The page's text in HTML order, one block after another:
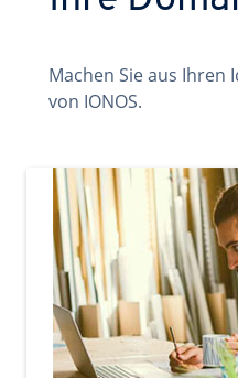
Machen Sie aus Ihren
von IONOS.